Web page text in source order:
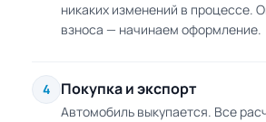
никаких изменений в процессе.
взноса — начинаем оформление.
4 Покупка и экспорт
Автомобиль выкупается. Все